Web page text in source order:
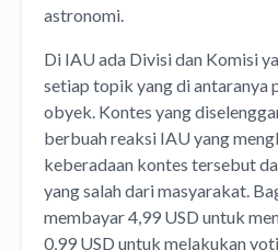
astronomi.
Di IAU ada Divisi dan Komisi
setiap topik yang di antaranya
obyek. Kontes yang
berbuah reaksi IAU yang
keberadaan kontes tersebut
yang salah dari masyarakat.
membayar 4,99 USD untuk
0,99 USD untuk melakukan